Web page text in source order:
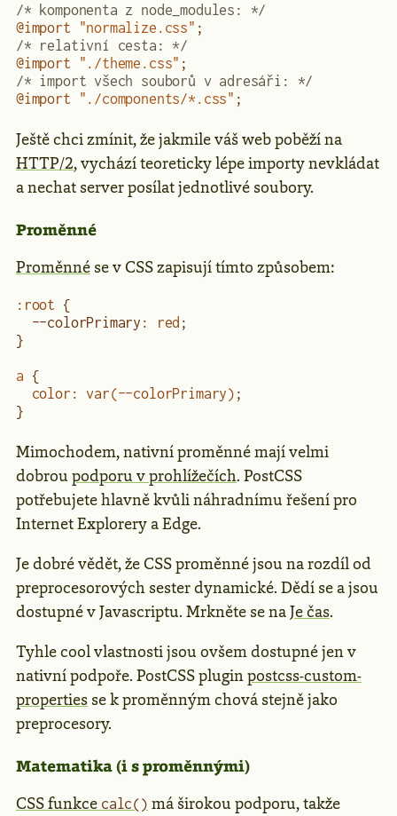
/* komponenta z node_modules: */
@import "normalize.css" ;
/* relativní cesta: */
@import "./theme.css" ;
/* import všech souborů v adresáři: */
@import "./components/*.css" ;
Ještě chci zmínit, že jakmile váš web poběží na
HTTP/2, vychází teoreticky lépe importy nevkládat
a nechat server posílat jednotlivé soubory.
Proměnné
Proměnné se v CSS zapisují tímto způsobem:
:root {
  --colorPrimary
: red ;
}
a {
  color
: var(--colorPrimary) ;
}
Mimochodem, nativní proměnné mají velmi
dobrou podporu v prohlížečích. PostCSS
potřebujete hlavně kvůli náhradnímu řešení pro
Internet Explorery a Edge.
Je dobré vědět, že CSS proměnné jsou na rozdíl od
preprocesorových sester dynamické. Dědí se a jsou
dostupné v Javascriptu. Mrkněte se naJe čas.
Tyhle cool vlastnosti jsou ovšem dostupné jen v
nativní podpoře. PostCSS pluginpostcss-custom-
properties se k proměnným chová stejně jako
preprocesory.
Matematika (i s proměnnými)
CSS funkce calc() má širokou podporu, takže